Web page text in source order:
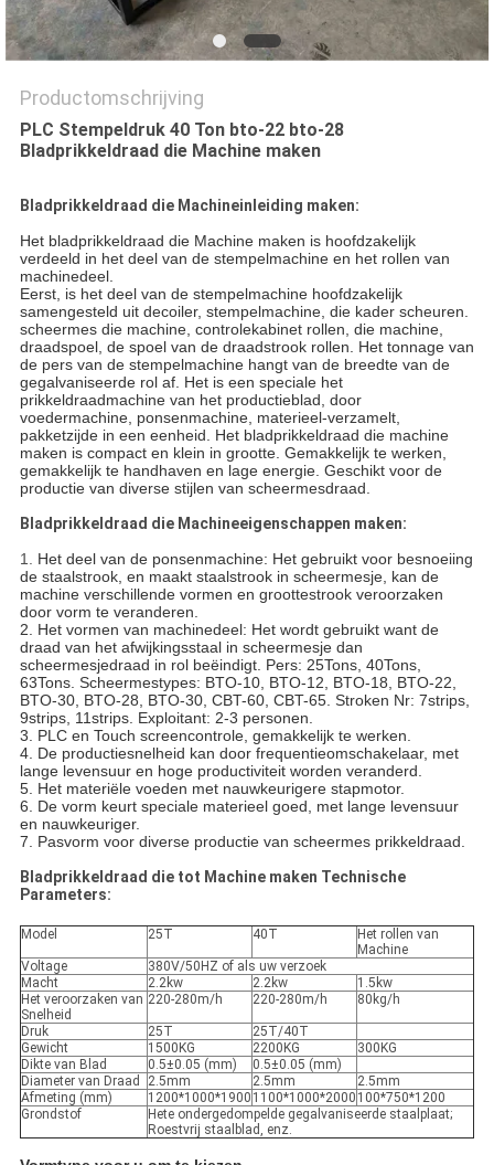
Productomschrijving
PLC Stempeldruk 40 Ton bto-22 bto-28
Bladprikkeldraad die Machine maken
Bladprikkeldraad die Machineinleiding maken:
Het bladprikkeldraad die Machine maken is hoofdzakelijk
verdeeld in het deel van de stempelmachine en het rollen van
machinedeel.
Eerst, is het deel van de stempelmachine hoofdzakelijk
samengesteld uit decoiler, stempelmachine, die kader scheuren.
scheermes die machine, controlekabinet rollen, die machine,
draadspoel, de spoel van de draadstrook rollen. Het tonnage van
de pers van de stempelmachine hangt van de breedte van de
gegalvaniseerde rol af. Het is een speciale het
prikkeldraadmachine van het productieblad, door
voedermachine, ponsenmachine, materieel-verzamelt,
pakketzijde in een eenheid. Het bladprikkeldraad die machine
maken is compact en klein in grootte. Gemakkelijk te werken,
gemakkelijk te handhaven en lage energie. Geschikt voor de
productie van diverse stijlen van scheermesdraad.
Bladprikkeldraad die Machineeigenschappen maken:
1. Het deel van de ponsenmachine: Het gebruikt voor besnoeiing
de staalstrook, en maakt staalstrook in scheermesje, kan de
machine verschillende vormen en groottestrook veroorzaken
door vorm te veranderen.
2. Het vormen van machinedeel: Het wordt gebruikt want de
draad van het afwijkingsstaal in scheermesje dan
scheermesjedraad in rol beëindigt. Pers: 25Tons, 40Tons,
63Tons. Scheermestypes: BTO-10, BTO-12, BTO-18, BTO-22,
BTO-30, BTO-28, BTO-30, CBT-60, CBT-65. Stroken Nr: 7strips,
9strips, 11strips. Exploitant: 2-3 personen.
3. PLC en Touch screencontrole, gemakkelijk te werken.
4. De productiesnelheid kan door frequentieomschakelaar, met
lange levensuur en hoge productiviteit worden veranderd.
5. Het materiële voeden met nauwkeurigere stapmotor.
6. De vorm keurt speciale materieel goed, met lange levensuur
en nauwkeuriger.
7. Pasvorm voor diverse productie van scheermes prikkeldraad.
Bladprikkeldraad die tot Machine maken Technische
Parameters:
Model 25T 40T
Het rollen van
Machine
Voltage
380V/50HZ of als uw verzoek
Macht
2.2kw 2.2kw
1.5kw
Het veroorzaken van
Snelheid
220-280m/h 220-280m/h 80kg/h
Druk 25T
25T/40T
Gewicht
1500KG 2200KG
300KG
Dikte van Blad
0.5±0.05 (mm)
0.5±0.05 (mm)
Diameter van Draad
2.5mm 2.5mm
2.5mm
Afmeting (mm)
1200*1000*1900 1100*1000*2000 100*750*1200
Grondstof
Hete ondergedompelde gegalvaniseerde staalplaat;
Roestvrij staalblad, enz.